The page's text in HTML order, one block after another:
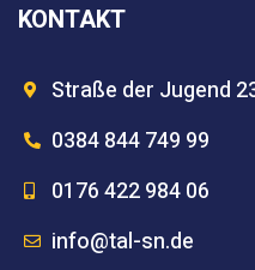
KONTAKT
Straße der Jugend
0384 844 749 99
0176 422 984 06
info@tal-sn.de